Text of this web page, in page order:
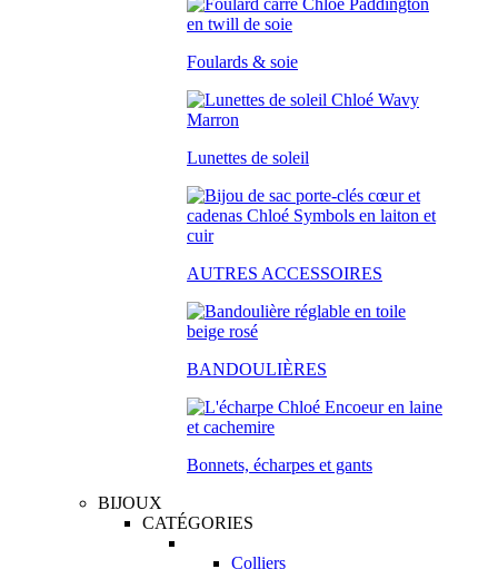
Foulards & soie
Lunettes de soleil
AUTRES ACCESSOIRES
BANDOULIÈRES
Bonnets, écharpes et gants
BIJOUX
CATÉGORIES
Colliers